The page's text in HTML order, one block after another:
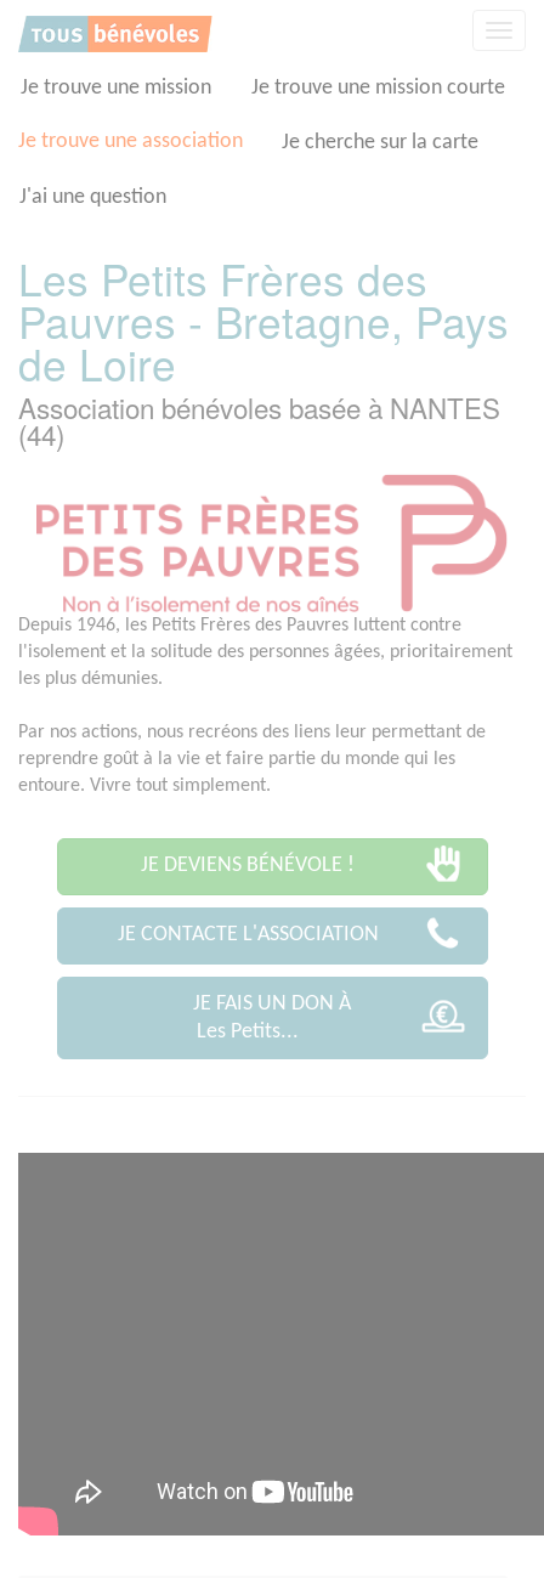
Je trouve une mission Je trouve une mission courte
Je trouve une association Je cherche sur la carte
J'ai une question
Les Petits Frères des
Pauvres - Bretagne, Pays
de Loire
Association bénévoles basée à NANTES
(44)
Depuis 1946, les Petits Frères des Pauvres luttent contre
l'isolement et la solitude des personnes âgées, prioritairement
les plus démunies.
Par nos actions, nous recréons des liens leur permettant de
reprendre goût à la vie et faire partie du monde qui les
entoure. Vivre tout simplement.
JE DEVIENS BÉNÉVOLE !
JE CONTACTE L'ASSOCIATION
JE FAIS UN DON À
Les Petits...
Panneau de gestion des cookies